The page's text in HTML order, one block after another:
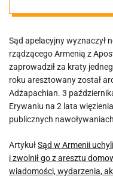
Sąd apelacyjny wyznaczył
rządzącego Armenią z
zaprowadził za kraty
roku aresztowany został
Adżapachian. 3
Erywaniu na 2 lata
publicznych
ArtykułSąd w Armenii
i zwolnił go z aresztu
wiadomości, wydarzenia,